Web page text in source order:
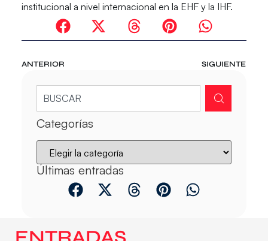
institucional a nivel internacional en la EHF y la IHF.
ANTERIOR SIGUIENTE
Categorías
Últimas entradas